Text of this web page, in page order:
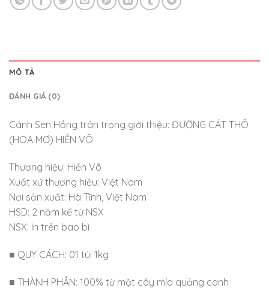
MÔ TẢ
ĐÁNH GIÁ (0)
Cánh Sen Hồng trân trọng giới thiệu: ĐƯỜNG CÁT THÔ
(HOA MƠ) HIỀN VÕ
Thương hiệu: Hiền Võ
Xuất xứ thương hiệu: Việt Nam
Nơi sản xuất: Hà Tĩnh, Việt Nam
HSD: 2 năm kể từ NSX
NSX: In trên bao bì
■ QUY CÁCH: 01 túi 1kg
■ THÀNH PHẦN: 100% từ mật cây mía quảng canh